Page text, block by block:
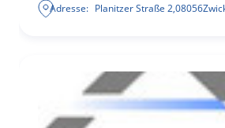
Adresse: Planitzer Straße 2,08056